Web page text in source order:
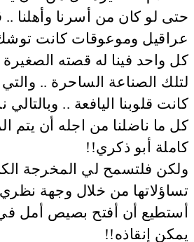
حتى لو كان من أسرنا وأهلنا ..
عراقيل وموعوقات كانت توشك
كل واحد فينا له قصته
لتلك الصناعة الساحرة ..
كانت قلوبنا اليافعة ..
كل ما ناضلنا من اجله أن يتم
كاملة أبو ذكري!!
ولكن فلتسمح لي المخرجة
تساؤلاتها من خلال وجهة
أستطيع أن أفتح بصيص أمل في
يمكن إنقاذه!!